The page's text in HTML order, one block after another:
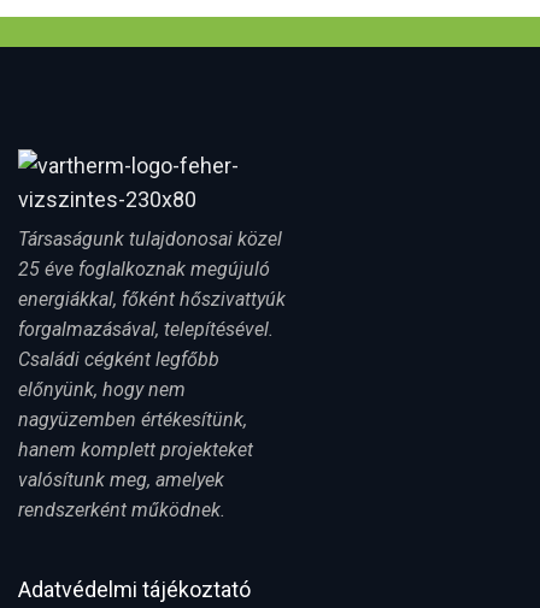
Társaságunk tulajdonosai közel
25 éve foglalkoznak megújuló
energiákkal, főként hőszivattyúk
forgalmazásával, telepítésével.
Családi cégként legfőbb
előnyünk, hogy nem
nagyüzemben értékesítünk,
hanem komplett projekteket
valósítunk meg, amelyek
rendszerként működnek.
Adatvédelmi tájékoztató